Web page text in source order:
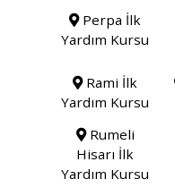
Perpa İlk
Yardım Kursu
Rami İlk
Yardım Kursu
Rumeli
Hisarı İlk
Yardım Kursu